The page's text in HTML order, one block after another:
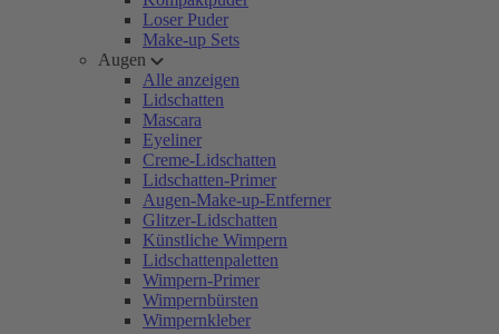
Loser Puder
Make-up Sets
Augen
Alle anzeigen
Lidschatten
Mascara
Eyeliner
Creme-Lidschatten
Lidschatten-Primer
Augen-Make-up-Entferner
Glitzer-Lidschatten
Künstliche Wimpern
Lidschattenpaletten
Wimpern-Primer
Wimpernbürsten
Wimpernkleber